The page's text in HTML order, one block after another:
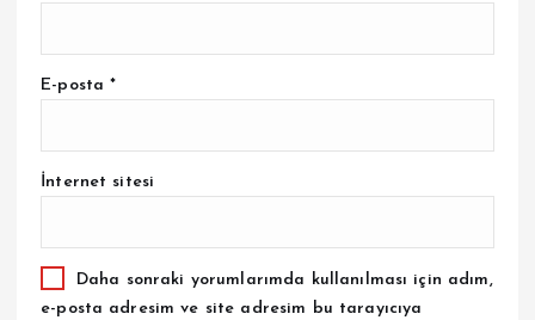
E-posta*
İnternet sitesi
Daha sonraki yorumlarımda kullanılması için adım,
e-posta adresim ve site adresim bu tarayıcıya